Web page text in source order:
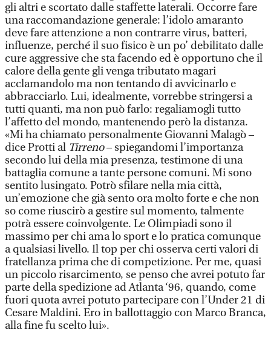
gli altri e scortato dalle staffette laterali. Occorre fare
una raccomandazione generale: l’idolo amaranto
deve fare attenzione a non contrarre virus, batteri,
influenze, perché il suo fisico è un po’ debilitato dalle
cure aggressive che sta facendo ed è opportuno che il
calore della gente gli venga tributato magari
acclamandolo ma non tentando di avvicinarlo e
abbracciarlo. Lui, idealmente, vorrebbe stringersi a
tutti quanti, ma non può farlo: regaliamogli tutto
l’affetto del mondo, mantenendo però la distanza.
«Mi ha chiamato personalmente Giovanni Malagò –
dice Protti al Tirreno– spiegandomi l’importanza
secondo lui della mia presenza, testimone di una
battaglia comune a tante persone comuni. Mi sono
sentito lusingato. Potrò sfilare nella mia città,
un’emozione che già sento ora molto forte e che non
so come riuscirò a gestire sul momento, talmente
potrà essere coinvolgente. Le Olimpiadi sono il
massimo per chi ama lo sport e lo pratica comunque
a qualsiasi livello. Il top per chi osserva certi valori di
fratellanza prima che di competizione. Per me, quasi
un piccolo risarcimento, se penso che avrei potuto far
parte della spedizione ad Atlanta ‘96, quando, come
fuori quota avrei potuto partecipare con l’Under 21 di
Cesare Maldini. Ero in ballottaggio con Marco Branca,
alla fine fu scelto lui».